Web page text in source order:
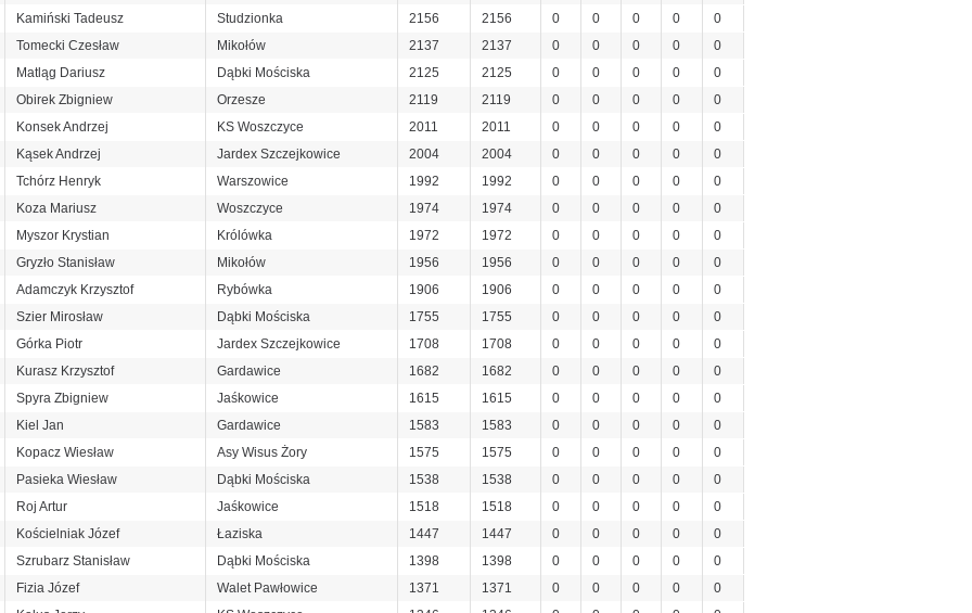
Kamiński Tadeusz Studzionka 2156 2156 0 0 0 0
0
Tomecki Czesław Mikołów 2137 2137 0 0 0 0
0
Matląg Dariusz Dąbki Mościska 2125 2125 0 0 0 0
0
Obirek Zbigniew Orzesze 2119 2119 0 0 0 0
0
Konsek Andrzej KS Woszczyce 2011 2011 0 0 0 0
0
Kąsek Andrzej Jardex Szczejkowice 2004 2004 0 0 0 0
0
Tchórz Henryk Warszowice 1992 1992 0 0 0 0
0
Koza Mariusz Woszczyce 1974 1974 0 0 0 0
0
Myszor Krystian Królówka 1972 1972 0 0 0 0
0
Gryzło Stanisław Mikołów 1956 1956 0 0 0 0
0
Adamczyk Krzysztof Rybówka 1906 1906 0 0 0 0
0
Szier Mirosław Dąbki Mościska 1755 1755 0 0 0 0
0
Górka Piotr Jardex Szczejkowice 1708 1708 0 0 0 0
0
Kurasz Krzysztof Gardawice 1682 1682 0 0 0 0
0
Spyra Zbigniew Jaśkowice 1615 1615 0 0 0 0
0
Kiel Jan Gardawice 1583 1583 0 0 0 0
0
Kopacz Wiesław Asy Wisus Żory 1575 1575 0 0 0 0
0
Pasieka Wiesław Dąbki Mościska 1538 1538 0 0 0 0
0
Roj Artur Jaśkowice 1518 1518 0 0 0 0
0
Kościelniak Józef Łaziska 1447 1447 0 0 0 0
0
Szrubarz Stanisław Dąbki Mościska 1398 1398 0 0 0 0
0
Fizia Józef Walet Pawłowice 1371 1371 0 0 0 0
0